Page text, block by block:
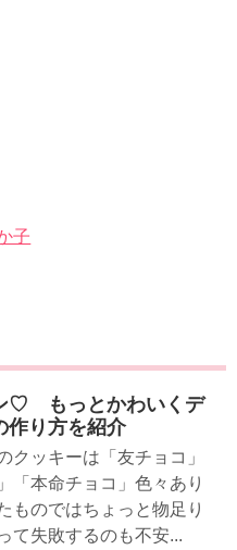
子
♡ もっとかわいくデ
作り方を紹介
クッキーは「友チョコ」
「本命チョコ」色々あり
ものではちょっと物足り
て失敗するのも不安...